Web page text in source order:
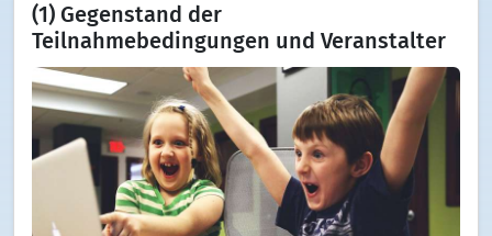
(1) Gegenstand der
Teilnahmebedingungen und Veranstalter